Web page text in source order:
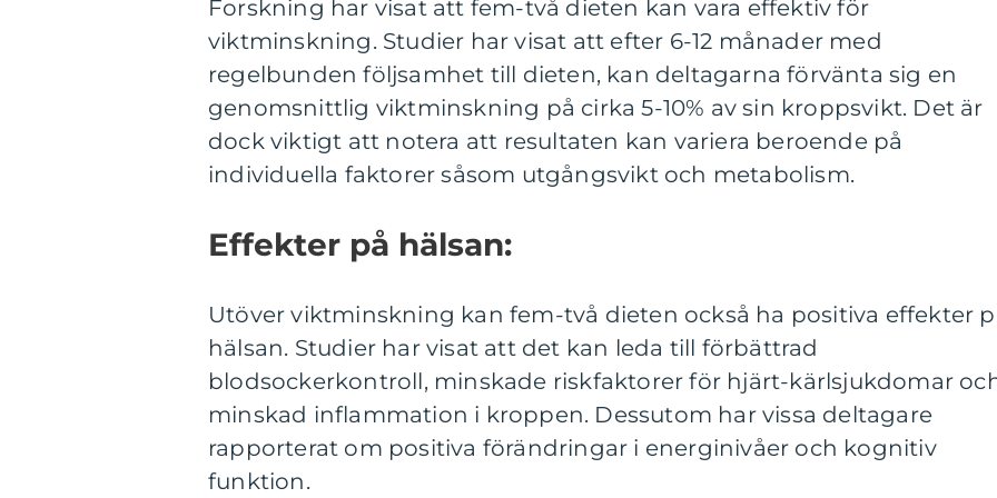
Forskning har visat att fem-två dieten kan vara effektiv för
viktminskning. Studier har visat att efter 6-12 månader med
regelbunden följsamhet till dieten, kan deltagarna förvänta sig en
genomsnittlig viktminskning på cirka 5-10% av sin kroppsvikt. Det är
dock viktigt att notera att resultaten kan variera beroende på
individuella faktorer såsom utgångsvikt och metabolism.
Effekter på hälsan:
Utöver viktminskning kan fem-två dieten också ha positiva effekter
hälsan. Studier har visat att det kan leda till förbättrad
blodsockerkontroll, minskade riskfaktorer för hjärt-kärlsjukdomar
minskad inflammation i kroppen. Dessutom har vissa deltagare
rapporterat om positiva förändringar i energinivåer och kognitiv
funktion.